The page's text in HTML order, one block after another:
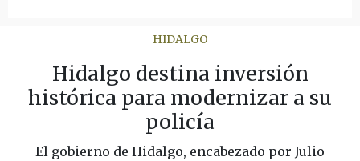
HIDALGO
Hidalgo destina inversión
histórica para modernizar a su
policía
El gobierno de Hidalgo, encabezado por Julio